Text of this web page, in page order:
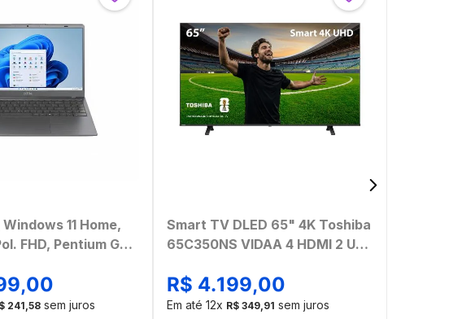
11 Home,
FHD, Pentium Gold
- UB366
,00
241,58 sem juros
Smart TV DLED 65" 4K Toshiba
65C350NS VIDAA 4 HDMI 2 USB
R$ 4.199,00
Em até12x R$ 349,91 sem juros